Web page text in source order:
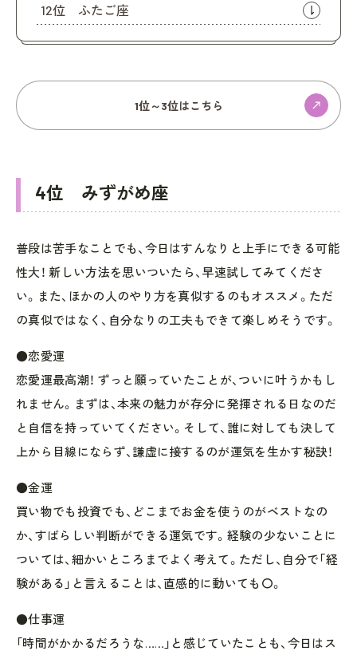
12位 ふたご座
1位～3位はこちら
4位 みずがめ座
普段は苦手なことでも、今日はすんなりと上手にできる可能
性大！ 新しい方法を思いついたら、早速試してみてくださ
い。また、ほかの人のやり方を真似するのもオススメ。ただ
の真似ではなく、自分なりの工夫もできて楽しめそうです。
●恋愛運
恋愛運最高潮！ ずっと願っていたことが、ついに叶うかもし
れません。まずは、本来の魅力が存分に発揮される日なのだ
と自信を持っていてください。そして、誰に対しても決して
上から目線にならず、謙虚に接するのが運気を生かす秘訣！
●金運
買い物でも投資でも、どこまでお金を使うのがベストなの
か、すばらしい判断ができる運気です。経験の少ないことに
ついては、細かいところまでよく考えて。ただし、自分で「経
験がある」と言えることは、直感的に動いても〇。
●仕事運
「時間がかかるだろうな……」と感じていたことも、今日はス